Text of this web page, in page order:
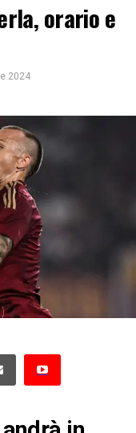
orario e
2024